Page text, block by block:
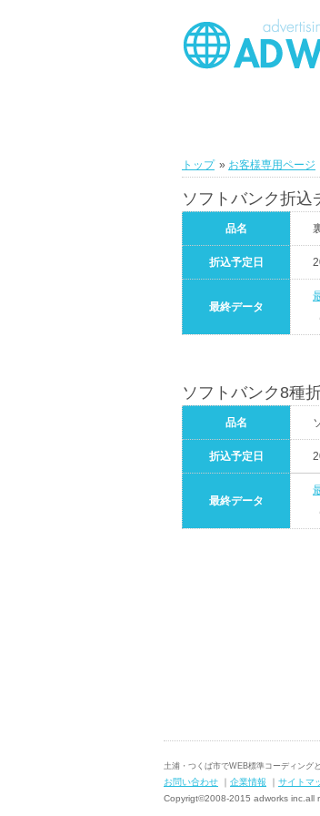
トップ » お客様専用ページ
ソフトバンク折込
品名
折込予定日
最終データ
ソフトバンク8種
品名
折込予定日
最終データ
土浦・つくば市でWEB標準コーディング
お問い合わせ ｜ 企業情報 ｜ サイトマ
Copyrigt©2008-2015 adworks inc.all